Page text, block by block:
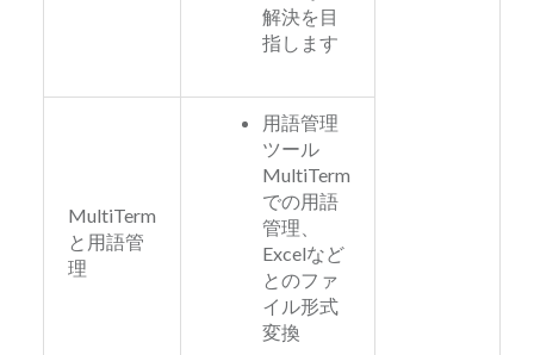
解決を目
指します
MultiTerm
と用語管
理
用語管理
ツール
MultiTerm
での用語
管理、
Excelなど
とのファ
イル形式
変換